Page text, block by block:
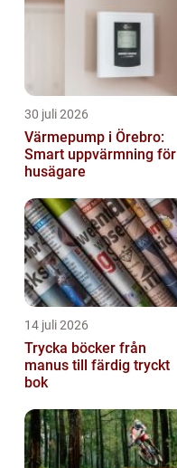
30 juli 2026
Värmepump i Örebro:
Smart uppvärmning för
husägare
14 juli 2026
Trycka böcker från
manus till färdig tryckt
bok